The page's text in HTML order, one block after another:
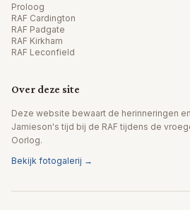
Proloog
RAF Cardington
RAF Padgate
RAF Kirkham
RAF Leconfield
Over deze site
Deze website bewaart de herinneringen
Jamieson's tijd bij de RAF tijdens de
Oorlog.
Bekijk fotogalerij →